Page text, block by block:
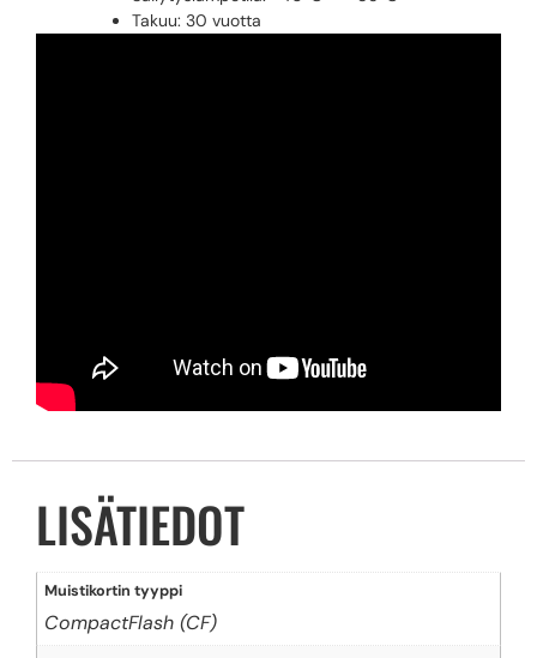
Takuu: 30 vuotta
LISÄTIEDOT
Muistikortin tyyppi
CompactFlash (CF)